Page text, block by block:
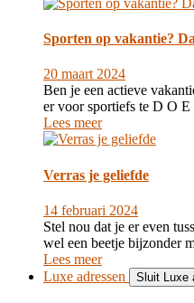
Sporten op vakantie?
20 maart 2024
Ben je een actieve
er voor sportiefs te D O
Lees meer
Verras je geliefde
14 februari 2024
Stel nou dat je er even
wel een beetje bijzonder
Lees meer
Luxe adressen
Sluit Luxe